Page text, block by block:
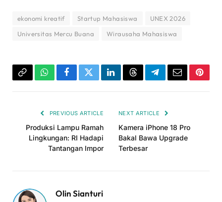
ekonomi kreatif Startup Mahasiswa
UNEX 2026
Universitas Mercu Buana
Wirausaha Mahasiswa
Copy WhatsAppFacebookTwitterLinkedInThreadsTelegramEmail
PREVIOUS ARTICLE
Produksi Lampu Ramah
Lingkungan: RI Hadapi
Tantangan Impor
NEXT ARTICLE
Kamera iPhone 18 Pro
Bakal Bawa Upgrade
Terbesar
Olin Sianturi